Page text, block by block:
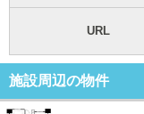
URL
施設周辺の物件